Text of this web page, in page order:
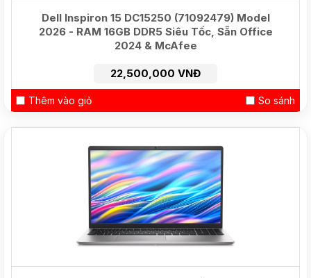
Dell Inspiron 15 DC15250 (71092479) Model
2026 - RAM 16GB DDR5 Siêu Tốc, Sẵn Office
2024 & McAfee
22,500,000 VNĐ
Thêm vào giỏ So sánh